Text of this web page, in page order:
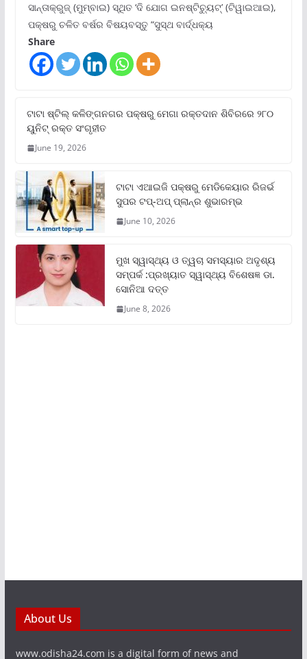
ସାନ୍ତାକ୍ରୁଜ୍ (ମୁମ୍ବାଇ) ସ୍ଥିତ ‘ଦି ଯୋଗ ଇନଷ୍ଟିଚ୍ୟୁଟ୍‌’ (ଟିୱାଇଆଇ),
ପକ୍ଷରୁ ଚଳିତ ବର୍ଷର ବିଷୟବସ୍ତୁ “ସୁସ୍ଥ ବାର୍ଦ୍ଧକ୍ୟ
Share
ଟାଟା ଷ୍ଟିଲ୍‌ କଳିଙ୍ଗନଗର ପକ୍ଷରୁ ମେଗା ରକ୍ତଦାନ ଶିବିରରେ ୨୮୦
ୟୁନିଟ୍‌ ରକ୍ତ ସଂଗୃହୀତ
June 19, 2026
ଟାଟା ଏଆଇଜି ପକ୍ଷରୁ ମେଡିକେୟାର ରିଜର୍ଭ
ସୁପର ଟପ୍‌-ଅପ୍ ପ୍ଲାନ୍‌ର ଶୁଭାରମ୍ଭ
June 10, 2026
ମୁଖ ସ୍ୱାସ୍ଥ୍ୟ ଓ ତ୍ୱଚା ସମସ୍ୟାର ଅଦୃଶ୍ୟ
ସମ୍ପର୍କ :ପ୍ରଖ୍ୟାତ ସ୍ୱାସ୍ଥ୍ୟ ବିଶେଷଜ୍ଞ ଡା.
ସୋନିଆ ଦତ୍ତ
June 8, 2026
About Us
www.odisha24.com is a digital form of news and